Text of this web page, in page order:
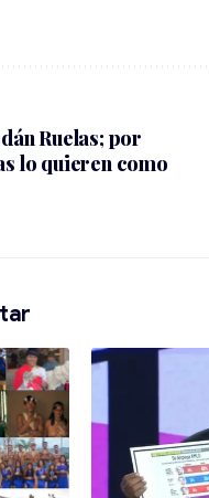
Ruelas; por
lo quieren como